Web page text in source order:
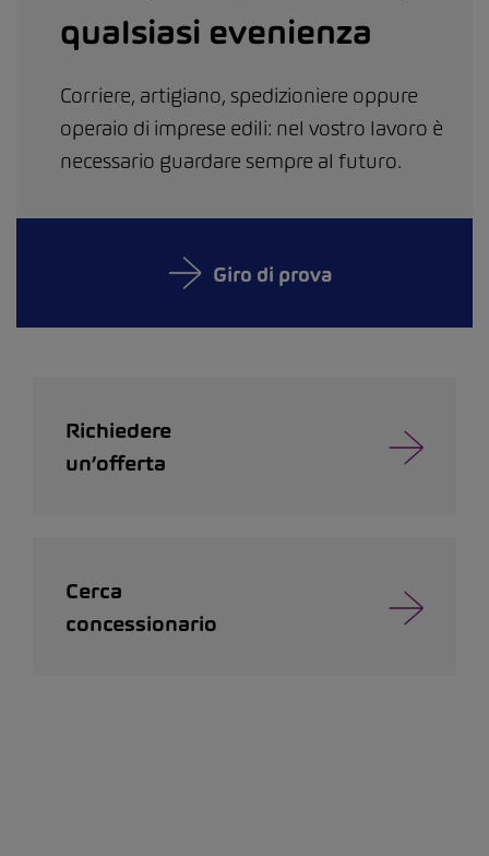
qualsiasi evenienza
Corriere, artigiano, spedizioniere oppure
operaio di imprese edili: nel vostro lavoro è
necessario guardare sempre al futuro.
Giro di prova
Richiedere
un’offerta
Cerca
concessionario